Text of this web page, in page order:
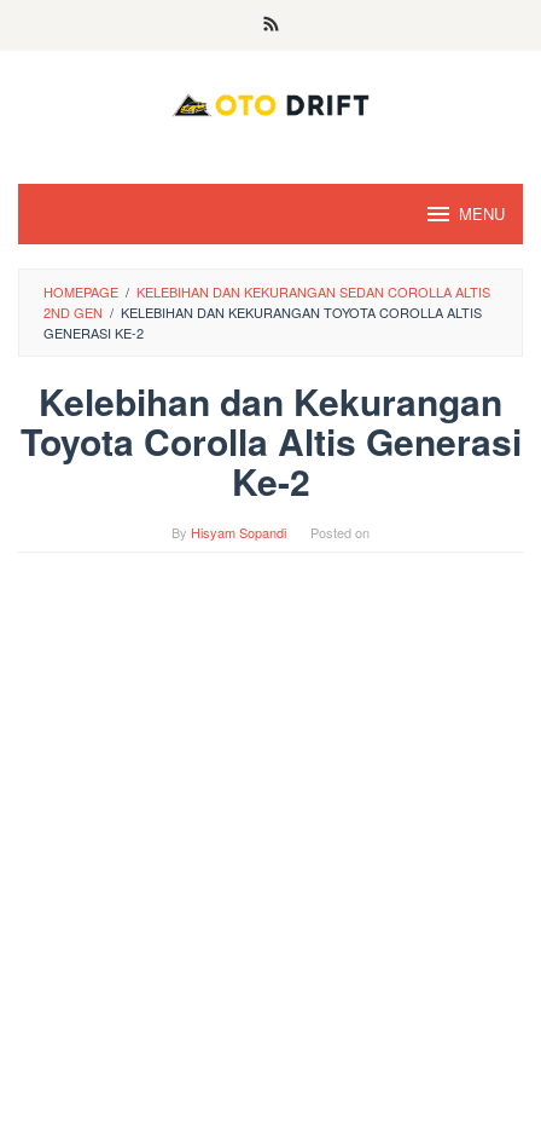
MENU
HOMEPAGE / KELEBIHAN DAN KEKURANGAN SEDAN COROLLA ALTIS
2ND GEN / KELEBIHAN DAN KEKURANGAN TOYOTA COROLLA ALTIS
GENERASI KE-2
Kelebihan dan Kekurangan
Toyota Corolla Altis Generasi
Ke-2
By Hisyam Sopandi Posted on